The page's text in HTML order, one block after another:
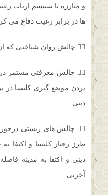
و مبارزه با سیستم ارباب
ها در برابر رعیت دفاع می
۲⃣ چالش روان شناختی که از قرن ۱۵ آغاز شد.
۳⃣ چالش معرفتی مستمر
بردن موضع گیری کلیسا در
دینی.
۴⃣ چالش های زیستی
طرز رفتار کلیسا و اکتفا
دینی و اکتفا به مدینه
آخرتی.